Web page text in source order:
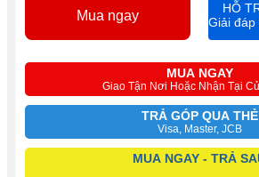
MUA NGAY
Giao Tận Nơi Hoặc Nhận Tại
TRẢ GÓP QUA THẺ
Visa, Master, JCB
MUA NGAY - TRẢ
Mua ngay
HỖ
Giải